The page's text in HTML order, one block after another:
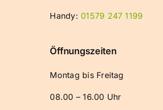
Handy: 01579 247 1199
Öffnungszeiten
Montag bis Freitag
08.00 – 16.00 Uhr